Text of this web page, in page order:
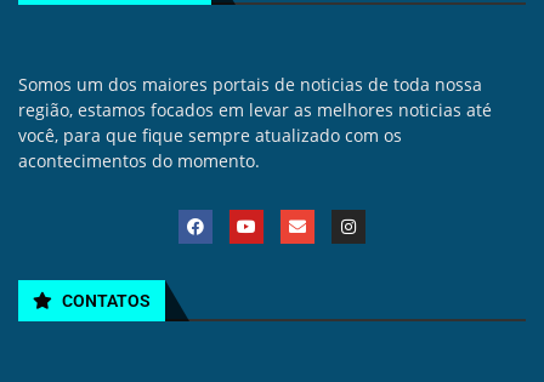
Somos um dos maiores portais de noticias de toda nossa
região, estamos focados em levar as melhores noticias até
você, para que fique sempre atualizado com os
acontecimentos do momento.
CONTATOS